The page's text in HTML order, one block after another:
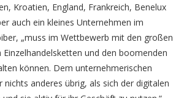
Kroatien, England, Frankreich, Benelux
auch ein kleines Unternehmen im
„muss im Wettbewerb mit den großen
Einzelhandelsketten und den boomenden
können. Dem unternehmerischen
anderes übrig, als sich der digitalen